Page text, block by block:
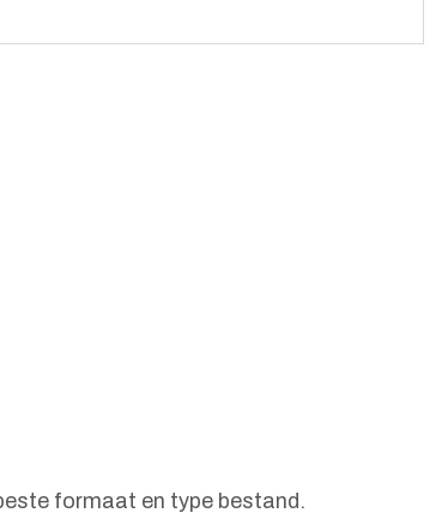
formaat en type bestand.